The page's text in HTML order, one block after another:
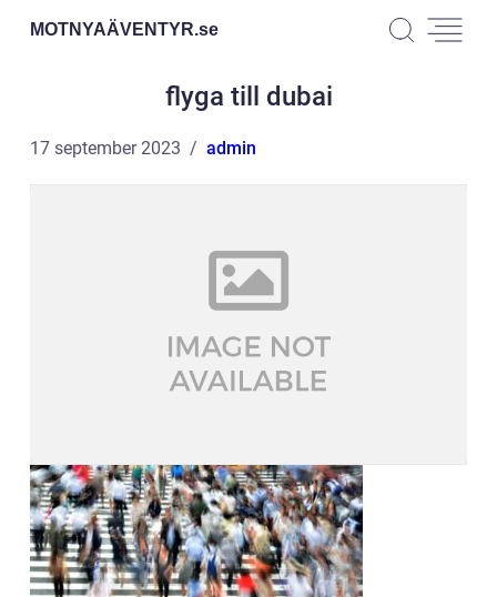
MOTNYAÄVENTYR.se
flyga till dubai
17 september 2023 admin